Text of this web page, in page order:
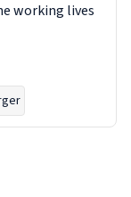
working lives